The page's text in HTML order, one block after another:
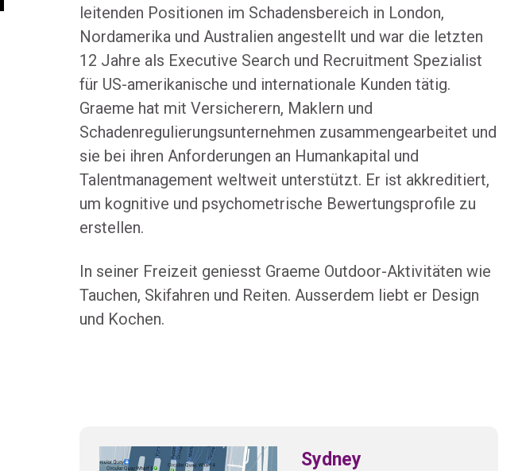
leitenden Positionen im Schadensbereich in London,
Nordamerika und Australien angestellt und war die letzten
12 Jahre als Executive Search und Recruitment Spezialist
für US-amerikanische und internationale Kunden tätig.
Graeme hat mit Versicherern, Maklern und
Schadenregulierungsunternehmen zusammengearbeitet und
sie bei ihren Anforderungen an Humankapital und
Talentmanagement weltweit unterstützt. Er ist akkreditiert,
um kognitive und psychometrische Bewertungsprofile zu
erstellen.
In seiner Freizeit geniesst Graeme Outdoor-Aktivitäten wie
Tauchen, Skifahren und Reiten. Ausserdem liebt er Design
und Kochen.
Sydney